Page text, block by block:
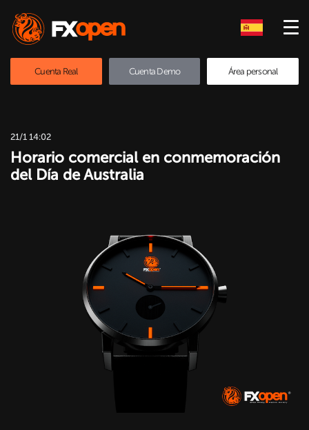
Cuenta Real Cuenta Demo Área personal
21/1 14:02
Horario comercial en conmemoración
del Día de Australia